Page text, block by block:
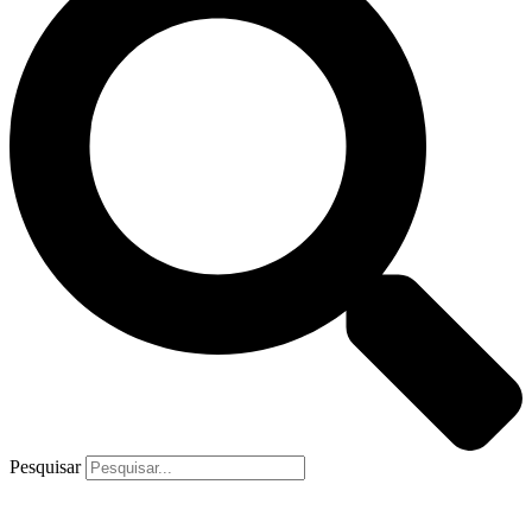
Pesquisar